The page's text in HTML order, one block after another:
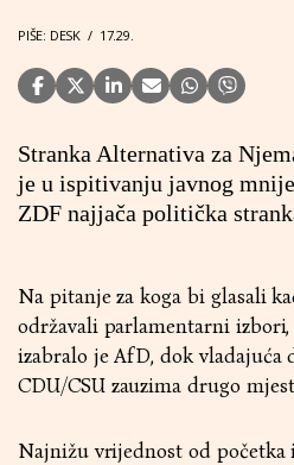
PIŠE: DESK / 17.29.
Stranka Alternativa za
je u ispitivanju javnog
ZDF najjača politička
Na pitanje za koga bi glasali
održavali parlamentarni
izabralo je AfD, dok vladajuća
CDU/CSU zauzima drugo
Najnižu vrijednost od početka